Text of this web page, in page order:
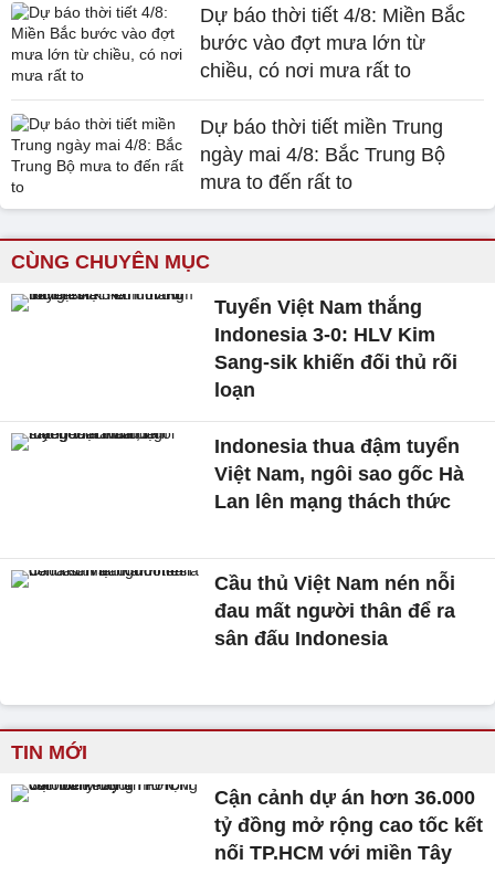
Dự báo thời tiết 4/8: Miền Bắc
bước vào đợt mưa lớn từ
chiều, có nơi mưa rất to
Dự báo thời tiết miền Trung
ngày mai 4/8: Bắc Trung Bộ
mưa to đến rất to
CÙNG CHUYÊN MỤC
Tuyển Việt Nam thắng
Indonesia 3-0: HLV Kim
Sang-sik khiến đối thủ rối
loạn
Indonesia thua đậm tuyển
Việt Nam, ngôi sao gốc Hà
Lan lên mạng thách thức
Cầu thủ Việt Nam nén nỗi
đau mất người thân để ra
sân đấu Indonesia
TIN MỚI
Cận cảnh dự án hơn 36.000
tỷ đồng mở rộng cao tốc kết
nối TP.HCM với miền Tây